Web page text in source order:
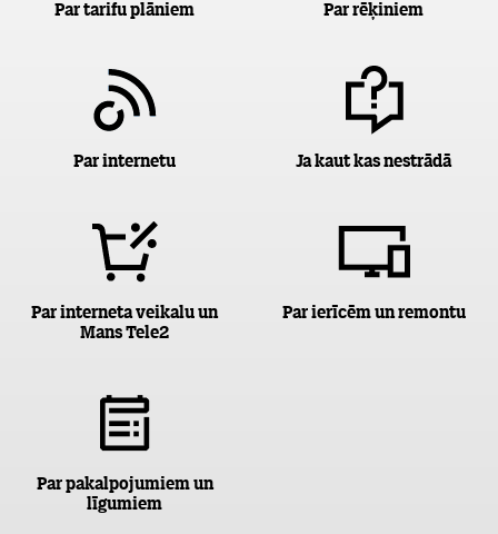
Par tarifu plāniem Par rēķiniem
Par internetu Ja kaut kas nestrādā
Par interneta veikalu un
Mans Tele2
Par ierīcēm un remontu
Par pakalpojumiem un
līgumiem